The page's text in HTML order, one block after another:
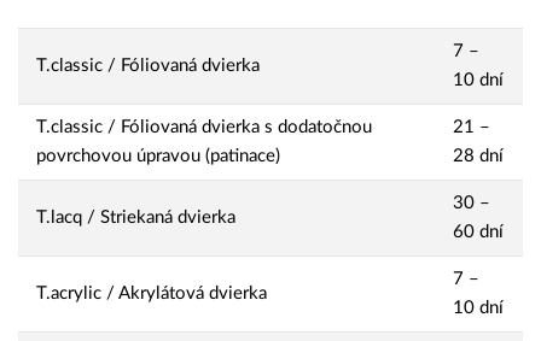
T.classic / Fóliovaná dvierka
7 –
10 dní
T.classic / Fóliovaná dvierka s dodatočnou
povrchovou úpravou (patinace)
21 –
28 dní
T.lacq / Striekaná dvierka
30 –
60 dní
T.acrylic / Akrylátová dvierka
7 –
10 dní